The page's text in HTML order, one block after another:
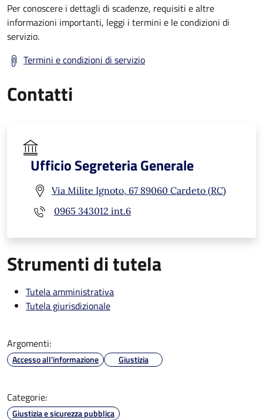
Per conoscere i dettagli di scadenze, requisiti e altre
informazioni importanti, leggi i termini e le condizioni di
servizio.
Termini e condizioni di servizio
Contatti
Ufficio Segreteria Generale
Via Milite Ignoto, 67 89060 Cardeto (RC)
0965 343012 int.6
Strumenti di tutela
Tutela amministrativa
Tutela giurisdizionale
Argomenti:
Accesso all'informazione Giustizia
Categorie:
Giustizia e sicurezza pubblica